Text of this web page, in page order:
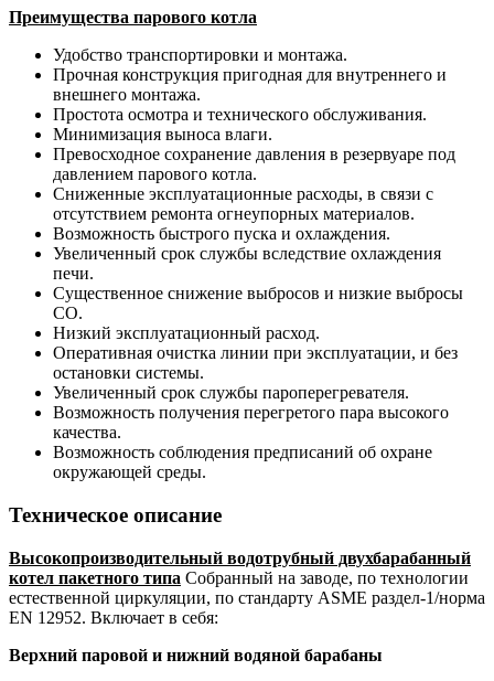
Преимущества парового котла
Удобство транспортировки и монтажа.
Прочная конструкция пригодная для внутреннего и
внешнего монтажа.
Простота осмотра и технического обслуживания.
Минимизация выноса влаги.
Превосходное сохранение давления в резервуаре под
давлением парового котла.
Сниженные эксплуатационные расходы, в связи с
отсутствием ремонта огнеупорных материалов.
Возможность быстрого пуска и охлаждения.
Увеличенный срок службы вследствие охлаждения
печи.
Существенное снижение выбросов и низкие выбросы
CО.
Низкий эксплуатационный расход.
Оперативная очистка линии при эксплуатации, и без
остановки системы.
Увеличенный срок службы пароперегревателя.
Возможность получения перегретого пара высокого
качества.
Возможность соблюдения предписаний об охране
окружающей среды.
Техническое описание
Высокопроизводительный водотрубный двухбарабанный
котел пакетного типа Собранный на заводе, по технологии
естественной циркуляции, по стандарту ASME раздел-1/норма
EN 12952. Включает в себя:
Верхний паровой и нижний водяной барабаны